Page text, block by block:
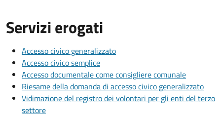
Servizi erogati
Accesso civico generalizzato
Accesso civico semplice
Accesso documentale come consigliere comunale
Riesame della domanda di accesso civico generalizzato
Vidimazione del registro dei volontari per gli enti del terzo
settore